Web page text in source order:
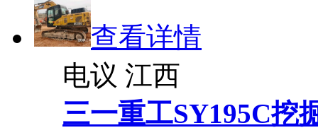
查看详情
电议 江西
三一重工SY195C挖